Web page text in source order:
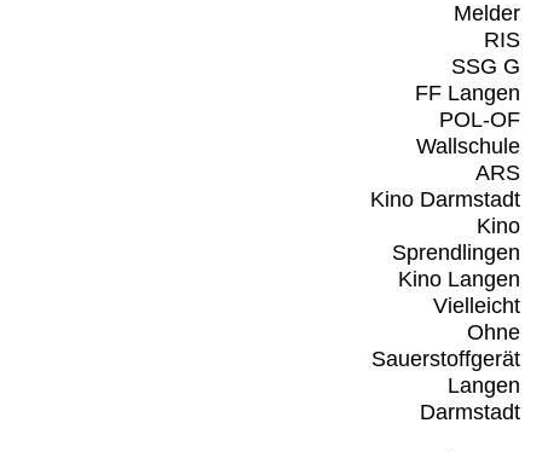
Melder
RIS
SSG G
FF Langen
POL-OF
Wallschule
ARS
Kino Darmstadt
Kino
Sprendlingen
Kino Langen
Vielleicht
Ohne
Sauerstoffgerät
Langen
Darmstadt